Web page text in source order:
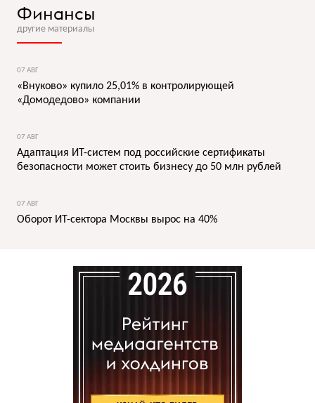
Финансы
другие материалы
07 АВГ
«Внуково» купило 25,01% в контролирующей
«Домодедово» компании
07 АВГ
Адаптация ИТ-систем под российские сертификаты
безопасности может стоить бизнесу до 50 млн рублей
07 АВГ
Оборот ИТ-сектора Москвы вырос на 40%